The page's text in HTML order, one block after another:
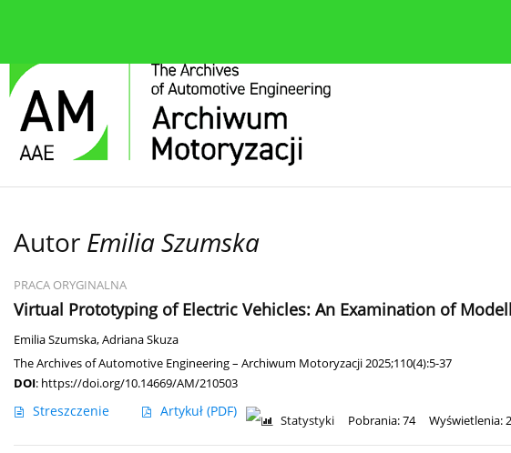
Autor Emilia Szumska
PRACA ORYGINALNA
Virtual Prototyping of Electric Vehicles: An Examination of
Emilia Szumska,Adriana Skuza
The Archives of Automotive Engineering – Archiwum Motoryzacji 2025;110(4):5-37
DOI: https://doi.org/10.14669/AM/210503
Streszczenie Artykuł (PDF)
Statystyki Pobrania: 74 Wyświetlenia: